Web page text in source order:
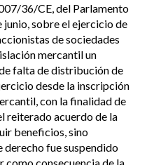
36/CE, del Parlamento
junio, sobre el ejercicio de
de sociedades
mercantil un
falta de distribución de
desde la inscripción
con la finalidad de
reiterado acuerdo de la
beneficios, sino
derecho fue suspendido